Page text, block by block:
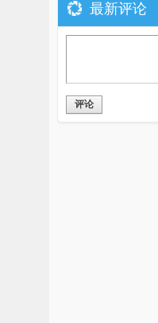
最新评论
评论